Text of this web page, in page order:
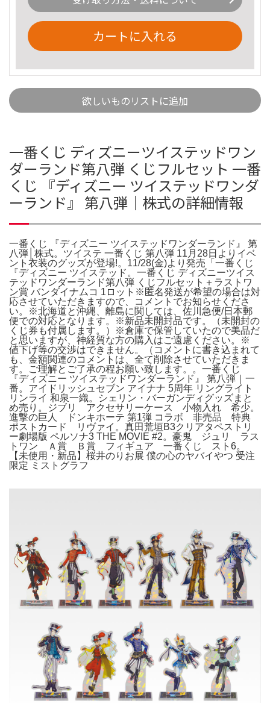
カートに入れる
欲しいものリストに追加
一番くじ ディズニーツイステッドワン
ダーランド第八弾 くじフルセット 一番
くじ 『ディズニー ツイステッドワンダ
ーランド』 第八弾│株式の詳細情報
一番くじ 『ディズニー ツイステッドワンダーランド』 第
八弾│株式。ツイステ 一番くじ 第八弾 11月28日よりイベ
ント衣装のグッズが登場!。11/28(金)より発売「一番くじ
『ディズニー ツイステッド。一番くじ ディズニーツイス
テッドワンダーランド第八弾 くじフルセット＋ラストワ
ン賞 バンダイナムコ 1ロット※匿名発送が希望の場合は対
応させていただきますので、コメントでお知らせくださ
い。※北海道と沖縄、離島に関しては、佐川急便/日本郵
便での対応となります。※新品未開封品です。（未開封の
くじ券も付属します。）※倉庫で保管していたので美品だ
と思いますが、神経質な方の購入はご遠慮ください。※
値下げ等の交渉はできません。（コメントに書き込まれて
も、金額関連のコメントは、全て削除させていただきま
す。ご理解とご了承の程お願い致します。。一番くじ
『ディズニー ツイステッドワンダーランド』 第八弾｜一
番。アイドリッシュセブン アイナナ 5周年 リングライト
リンライ 和泉一織。シェリン・バーガンディグッズまと
め売り。ジブリ アクセサリーケース 小物入れ 希少。
進撃の巨人 ドンキホーテ 第1弾 コラボ 非売品 特典
ポストカード リヴァイ。真田荒垣B3クリアタペストリ
ー劇場版 ペルソナ3 THE MOVIE #2。豪鬼 ジュリ ラス
トワン Ａ賞 Ｂ賞 フィギュア 一番くじ スト6。
【未使用・新品】桜井のりお展 僕の心のヤバイやつ 受注
限定 ミストグラフ